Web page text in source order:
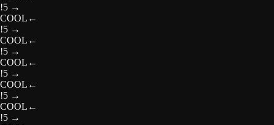
!5 →
COOL ←
!5 →
COOL ←
!5 →
COOL ←
!5 →
COOL ←
!5 →
COOL ←
!5 →